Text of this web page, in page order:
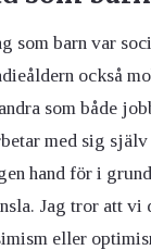
som barn var
också
som både
med sig
hand för i
Jag tror att vi
eller